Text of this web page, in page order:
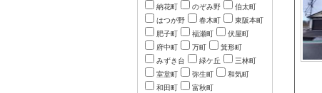
納花町
のぞみ野
伯太町
はつが野
春木町
東阪本町
肥子町
福瀬町
伏屋町
府中町
万町
箕形町
みずき台
緑ケ丘
三林町
室堂町
弥生町
和気町
和田町
富秋町